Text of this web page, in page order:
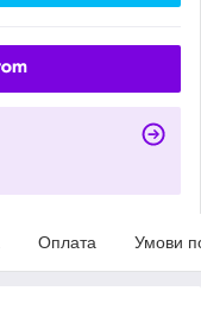
Оплата Умови